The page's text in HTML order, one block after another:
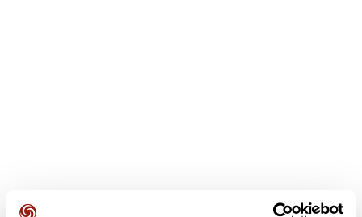
Opiniones de los usuarios